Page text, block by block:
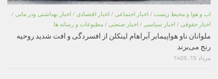
اب و هوا و محیط زیست / اخبار اجتماعی / اخبار اقتصادی / اخبار بهداشتی ودر مانی /
اخبار حقوقی / اخبار سیاسی / اخبار صنعتی / مطبوعات و رسانه ها
ملوانان ناو هواپیمابر آبراهام لینکلن از افسردگی و افت شدید روحیه
رنج می‌برند
مرداد 15, 1405